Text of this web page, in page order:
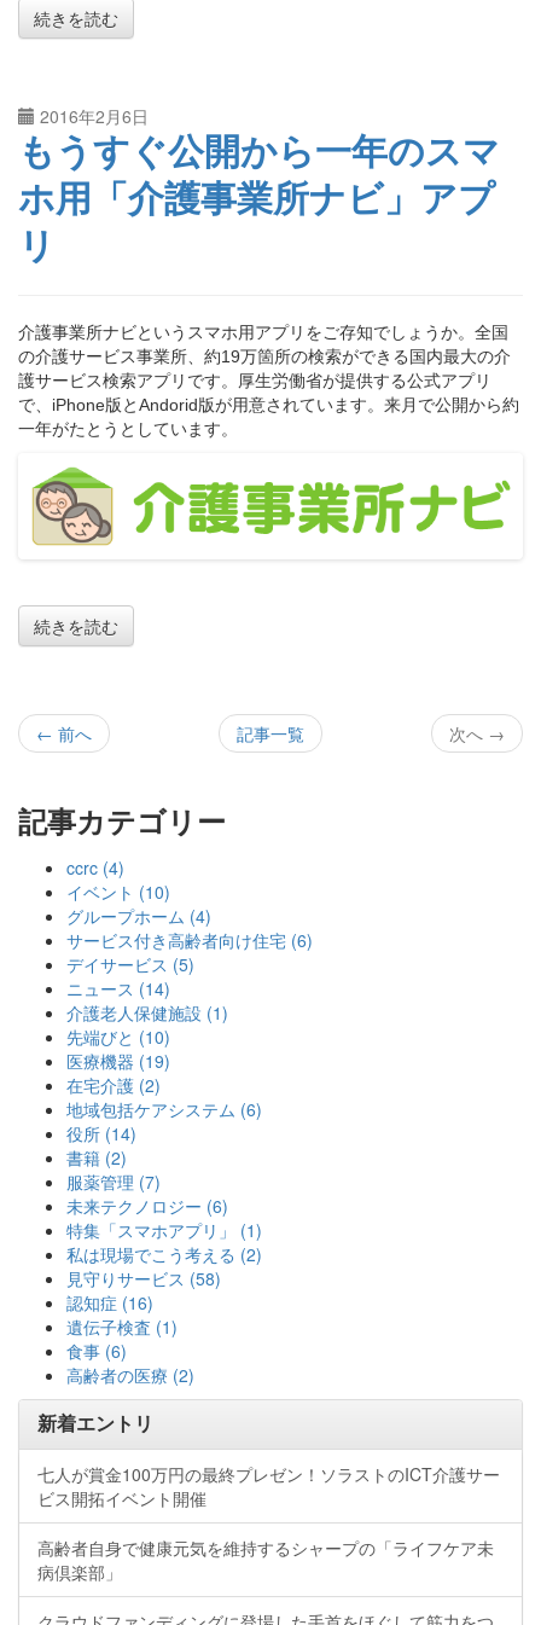
続きを読む
2016年2月6日
もうすぐ公開から一年のスマ
ホ用「介護事業所ナビ」アプ
リ
介護事業所ナビというスマホ用アプリをご存知でしょうか。全国
の介護サービス事業所、約19万箇所の検索ができる国内最大の介
護サービス検索アプリです。厚生労働省が提供する公式アプリ
で、iPhone版とAndorid版が用意されています。来月で公開から約
一年がたとうとしています。
続きを読む
← 前へ 記事一覧 次へ →
記事カテゴリー
ccrc (4)
イベント (10)
グループホーム (4)
サービス付き高齢者向け住宅 (6)
デイサービス (5)
ニュース (14)
介護老人保健施設 (1)
先端びと (10)
医療機器 (19)
在宅介護 (2)
地域包括ケアシステム (6)
役所 (14)
書籍 (2)
服薬管理 (7)
未来テクノロジー (6)
特集「スマホアプリ」 (1)
私は現場でこう考える (2)
見守りサービス (58)
認知症 (16)
遺伝子検査 (1)
食事 (6)
高齢者の医療 (2)
新着エントリ
七人が賞金100万円の最終プレゼン！ソラストのICT介護サー
ビス開拓イベント開催
高齢者自身で健康元気を維持するシャープの「ライフケア未
病倶楽部」